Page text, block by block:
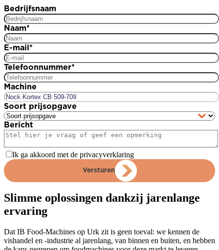
Bedrijfsnaam
Naam*
E-mail*
Telefoonnummer*
Machine
Soort prijsopgave
Bericht
Ik ga akkoord met de privacyverklaring
Versturen
Slimme oplossingen dankzij jarenlange
ervaring
Dat IB Food-Machines op Urk zit is geen toeval: we kennen de
vishandel en -industrie al jarenlang, van binnen en buiten, en hebben